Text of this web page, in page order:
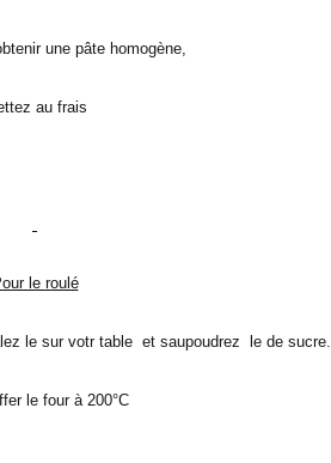
une pâte homogène,
au frais
le roulé
le sur votr table et saupoudrez le de sucre.
le four à 200°C